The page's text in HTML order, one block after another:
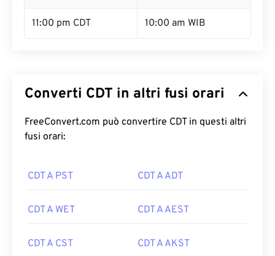
11:00 pm CDT 10:00 am WIB
Converti CDT in altri fusi orari
FreeConvert.com può convertire CDT in questi altri
fusi orari:
CDT A PST CDT A ADT
CDT A WET CDT A AEST
CDT A CST CDT A AKST